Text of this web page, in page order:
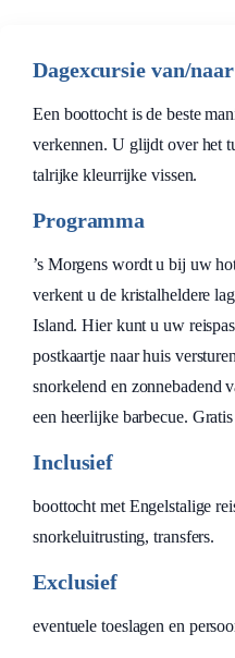
Dagexcursie van/
Een boottocht is de beste
verkennen. U glijdt over het
talrijke kleurrijke vissen.
Programma
’s Morgens wordt u bij uw
verkent u de kristalheldere
Island. Hier kunt u uw
postkaartje naar huis
snorkelend en zonnebadend
een heerlijke barbecue.
Inclusief
boottocht met Engelstalige
snorkeluitrusting, transfers.
Exclusief
eventuele toeslagen en